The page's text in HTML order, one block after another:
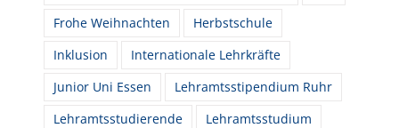
Frohe Weihnachten
Herbstschule
Inklusion
Internationale Lehrkräfte
Junior Uni Essen
Lehramtsstipendium Ruhr
Lehramtsstudierende
Lehramtsstudium